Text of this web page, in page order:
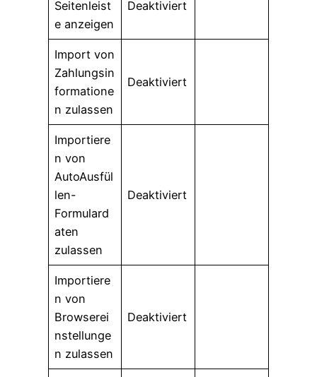
Seitenleist
e anzeigen
Deaktiviert
Import von
Zahlungsin
formatione
n zulassen
Deaktiviert
Importiere
n von
AutoAusfül
len-
Formulard
aten
zulassen
Deaktiviert
Importiere
n von
Browserei
nstellunge
n zulassen
Deaktiviert